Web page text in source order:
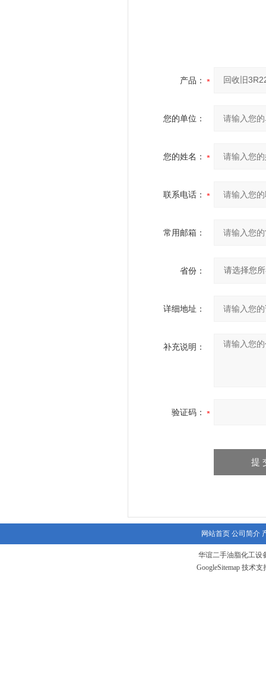
产品：
您的单位：
您的姓名：
联系电话：
常用邮箱：
省份：
详细地址：
补充说明：
验证码：
网站首页 公司简介
华谊二手油脂化工设
GoogleSitemap 技术支